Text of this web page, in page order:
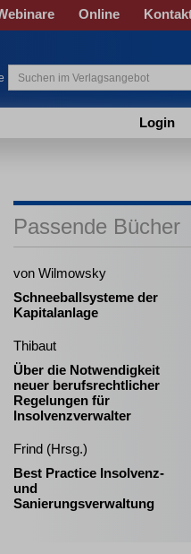
Online
Login
Passende Bücher
von Wilmowsky
Schneeballsysteme der
Kapitalanlage
Thibaut
Über die Notwendigkeit
neuer berufsrechtlicher
Regelungen für
Insolvenzverwalter
Frind (Hrsg.)
Best Practice Insolvenz-
und
Sanierungsverwaltung